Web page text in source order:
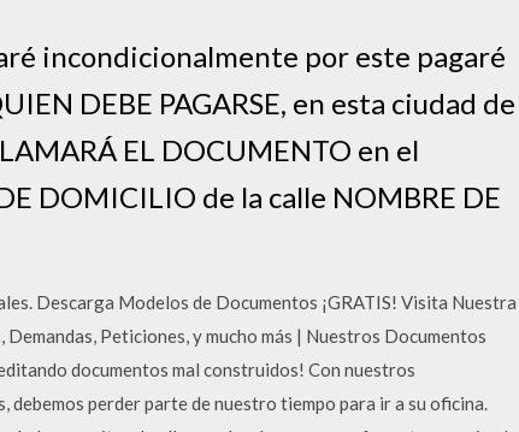
incondicionalmente por este pagaré
DEBE PAGARSE, en esta ciudad de
EL DOCUMENTO en el
DOMICILIO de la calle NOMBRE DE
Descarga Modelos de Documentos ¡GRATIS! Visita Nuestra
Peticiones, y mucho más | Nuestros Documentos
documentos mal construidos! Con nuestros
perder parte de nuestro tiempo para ir a su oficina.